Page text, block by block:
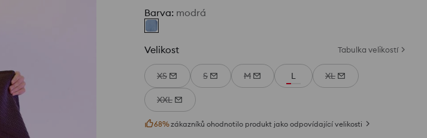
Barva: modrá
Velikost Tabulka velikostí
XS S M L XL
XXL
68%zákazníků ohodnotilo produkt jako odpovídající velikosti